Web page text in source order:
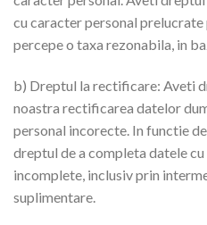
cu caracter personal prelucrate
percepe o taxa rezonabila, in
b) Dreptul la rectificare: Aveti
noastra rectificarea datelor
personal incorecte. In functie
dreptul de a completa datele
incomplete, inclusiv prin
suplimentare.